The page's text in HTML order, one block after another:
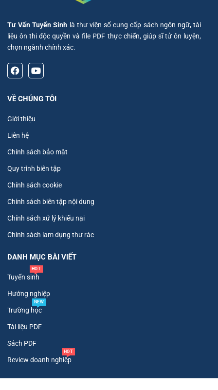
Tư Vấn Tuyển Sinh là thư viện số cung cấp sách ngôn ngữ, tài
liệu ôn thi độc quyền và file PDF thực chiến, giúp sĩ tử ôn luyện,
chọn ngành chính xác.
VỀ CHÚNG TÔI
Giới thiệu
Liên hệ
Chính sách bảo mật
Quy trình biên tập
Chính sách cookie
Chính sách biên tập nội dung
Chính sách xử lý khiếu nại
Chính sách lam dụng thư rác
DANH MỤC BÀI VIẾT
Tuyển sinh
HOT
Hướng nghiệp
Trường học
NEW
Tài liệu PDF
Sách PDF
Review doanh nghiệp
HOT